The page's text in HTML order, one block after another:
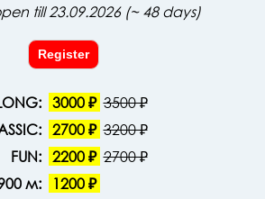
till 23.09.2026 (~ 48 days)
Register
3000 ₽ 3500 ₽
2700 ₽ 3200 ₽
FUN: 2200 ₽ 2700 ₽
м:
1200 ₽